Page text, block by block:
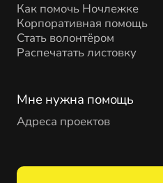
Как помочь Ночлежке
Корпоративная помощь
Стать волонтёром
Распечатать листовку
Мне нужна помощь
Адреса проектов